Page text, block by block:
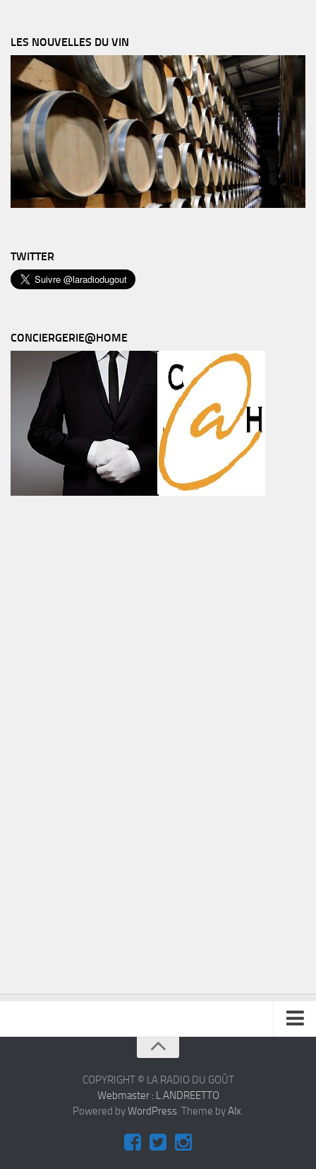
LES NOUVELLES DU VIN
TWITTER
CONCIERGERIE@HOME
COPYRIGHT © LA RADIO DU GOÛT
Webmaster : L.ANDREETTO
Powered byWordPress. Theme byAlx.